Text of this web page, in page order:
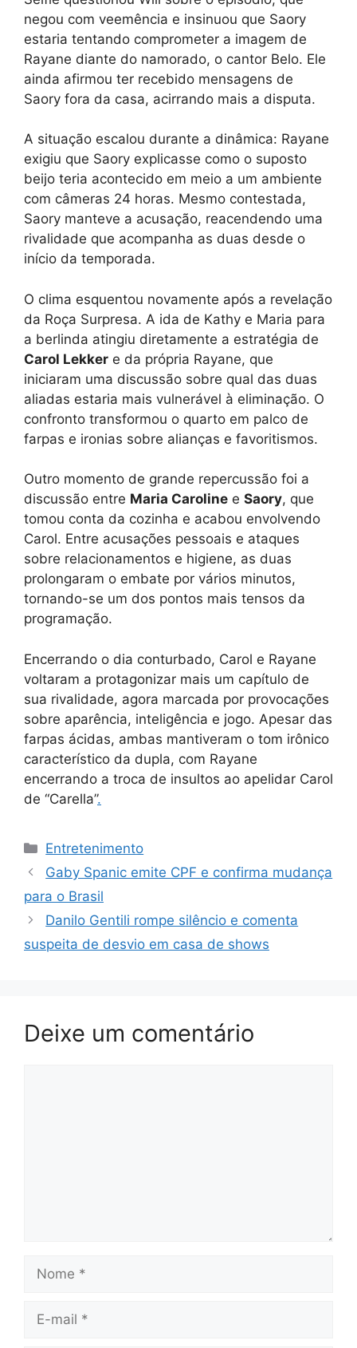
negou com veemência e insinuou que Saory
estaria tentando comprometer a imagem de
Rayane diante do namorado, o cantor Belo. Ele
ainda afirmou ter recebido mensagens de
Saory fora da casa, acirrando mais a disputa.
A situação escalou durante a dinâmica: Rayane
exigiu que Saory explicasse como o suposto
beijo teria acontecido em meio a um ambiente
com câmeras 24 horas. Mesmo contestada,
Saory manteve a acusação, reacendendo uma
rivalidade que acompanha as duas desde o
início da temporada.
O clima esquentou novamente após a revelação
da Roça Surpresa. A ida de Kathy e Maria para
a berlinda atingiu diretamente a estratégia de
Carol Lekker e da própria Rayane, que
iniciaram uma discussão sobre qual das duas
aliadas estaria mais vulnerável à eliminação. O
confronto transformou o quarto em palco de
farpas e ironias sobre alianças e favoritismos.
Outro momento de grande repercussão foi a
discussão entre Maria Caroline e Saory, que
tomou conta da cozinha e acabou envolvendo
Carol. Entre acusações pessoais e ataques
sobre relacionamentos e higiene, as duas
prolongaram o embate por vários minutos,
tornando-se um dos pontos mais tensos da
programação.
Encerrando o dia conturbado, Carol e Rayane
voltaram a protagonizar mais um capítulo de
sua rivalidade, agora marcada por provocações
sobre aparência, inteligência e jogo. Apesar das
farpas ácidas, ambas mantiveram o tom irônico
característico da dupla, com Rayane
encerrando a troca de insultos ao apelidar Carol
de “Carella”.
Categorias
Entretenimento
Gaby Spanic emite CPF e confirma mudança
para o Brasil
Danilo Gentili rompe silêncio e comenta
suspeita de desvio em casa de shows
Deixe um comentário
mail